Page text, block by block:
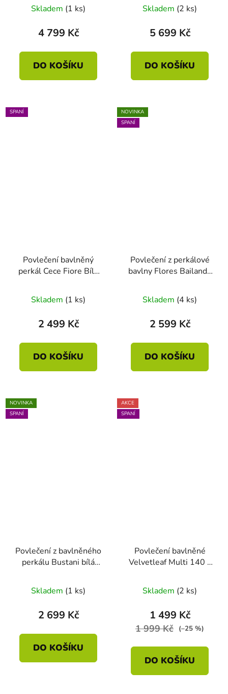
70 x 90
Skladem (1 ks)
4 799 Kč
DO KOŠÍKU
- 2x 70 x 90
Skladem (2 ks)
5 699 Kč
DO KOŠÍKU
SPANÍ
Povlečení bavlněný
perkál Cece Fiore Bílé
Skladem (1 ks)
2 499 Kč
DO KOŠÍKU
NOVINKA
SPANÍ
Povlečení z perkálové
bavlny Flores Bailando
70 x 90
Skladem (4 ks)
2 599 Kč
DO KOŠÍKU
NOVINKA
SPANÍ
Povlečení z bavlněného
perkálu Bustani bílá
Skladem (1 ks)
2 699 Kč
DO KOŠÍKU
AKCE
SPANÍ
Povlečení bavlněné
Velvetleaf Multi 140 x
Skladem (2 ks)
1 499 Kč
1 999 Kč (–25 %)
DO KOŠÍKU